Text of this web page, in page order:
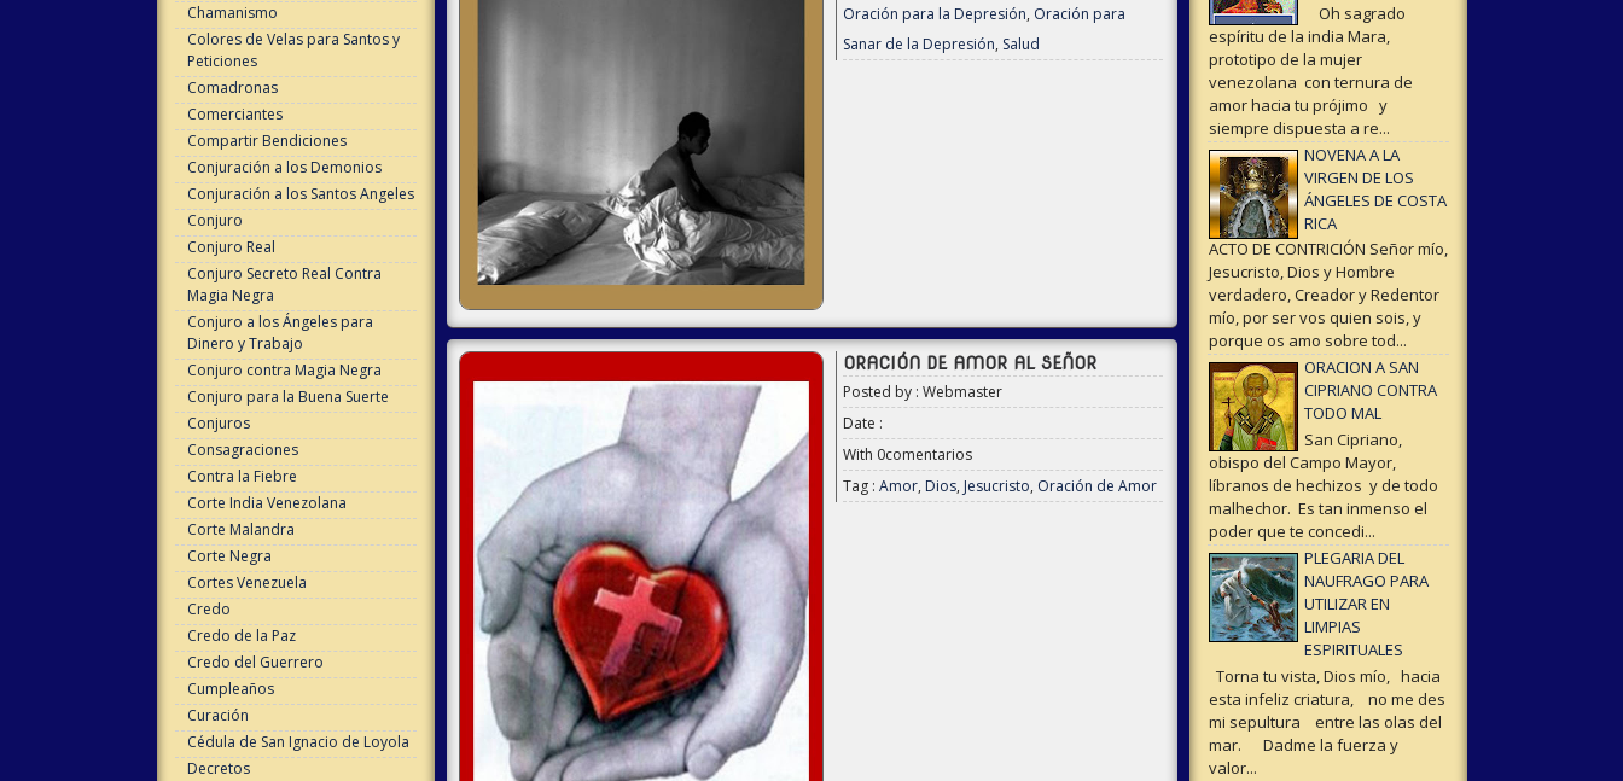
Chamanismo
Colores de Velas para Santos y
Peticiones
Comadronas
Comerciantes
Compartir Bendiciones
Conjuración a los Demonios
Conjuración a los Santos Angeles
Conjuro
Conjuro Real
Conjuro Secreto Real Contra
Magia Negra
Conjuro a los Ángeles para
Dinero y Trabajo
Conjuro contra Magia Negra
Conjuro para la Buena Suerte
Conjuros
Consagraciones
Contra la Fiebre
Corte India Venezolana
Corte Malandra
Corte Negra
Cortes Venezuela
Credo
Credo de la Paz
Credo del Guerrero
Cumpleaños
Curación
Cédula de San Ignacio de Loyola
Decretos
Oración para la Depresión, Oración para
Sanar de la Depresión, Salud
ORACIÓN DE AMOR AL SEÑOR
Posted by : Webmaster
Date :
With 0comentarios
Tag : Amor, Dios, Jesucristo, Oración de Amor
Oh sagrado
espíritu de la india Mara,
prototipo de la mujer
venezolana con ternura de
amor hacia tu prójimo y
siempre dispuesta a re...
NOVENA A LA
VIRGEN DE LOS
ÁNGELES DE COSTA
RICA
ACTO DE CONTRICIÓN Señor mío,
Jesucristo, Dios y Hombre
verdadero, Creador y Redentor
mío, por ser vos quien sois, y
porque os amo sobre tod...
ORACION A SAN
CIPRIANO CONTRA
TODO MAL
San Cipriano,
obispo del Campo Mayor,
líbranos de hechizos y de todo
malhechor. Es tan inmenso el
poder que te concedi...
PLEGARIA DEL
NAUFRAGO PARA
UTILIZAR EN
LIMPIAS
ESPIRITUALES
Torna tu vista, Dios mío, hacia
esta infeliz criatura, no me des
mi sepultura entre las olas del
mar. Dadme la fuerza y
valor...